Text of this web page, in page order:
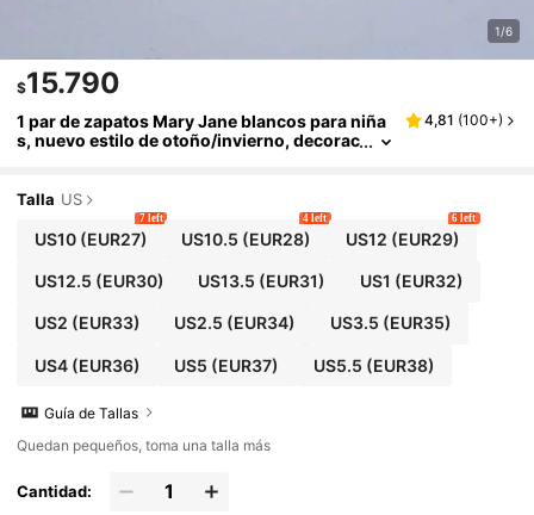
1/6
$15.790
1 par de zapatos Mary Jane blancos para niña
s, nuevo estilo de otoño/invierno, decorac
suela blanda para estudiantes, zapatos de tac
ón alto cómodos de suela gruesa para exterio
res, fiestas, baile
4,81 (100+)
Talla US
US10(EUR27)
7 left
US10.5 (EUR28)
4 left
US12 (EUR29)
6 left
US12.5 (EUR30) US13.5 (EUR31) US1 (EUR32)
US2 (EUR33) US2.5 (EUR34) US3.5 (EUR35)
US4(EUR36) US5 (EUR37) US5.5 (EUR38)
Guía de Tallas
Quedan pequeños, toma una talla más
Cantidad: